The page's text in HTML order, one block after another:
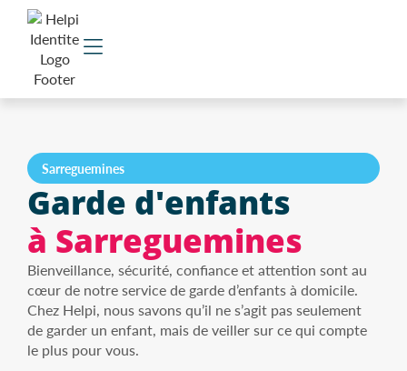
Sarreguemines
Garde d'enfants
à Sarreguemines
Bienveillance, sécurité, confiance et attention sont au
cœur de notre service de garde d’enfants à domicile.
Chez Helpi, nous savons qu’il ne s’agit pas seulement
de garder un enfant, mais de veiller sur ce qui compte
le plus pour vous.